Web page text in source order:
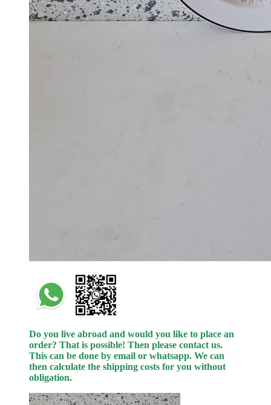
Do you live abroad and would you like to place an
order? That is possible! Then please contact us.
This can be done by email or whatsapp. We can
then calculate the shipping costs for you without
obligation.